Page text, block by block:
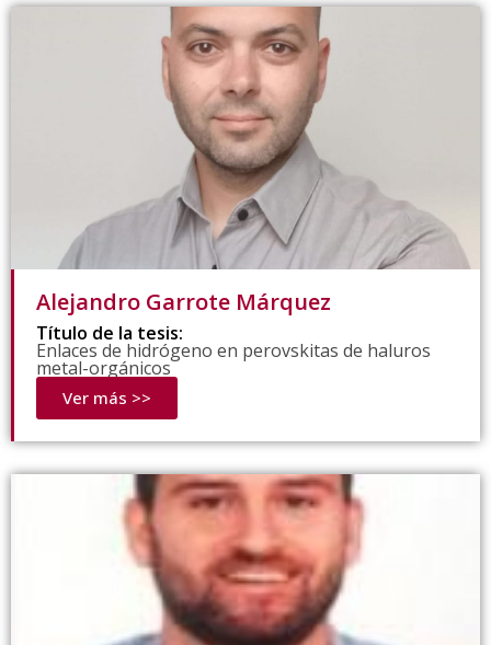
Alejandro Garrote Márquez
Título de la tesis:
Enlaces de hidrógeno en perovskitas de haluros
metal-orgánicos
Ver más >>